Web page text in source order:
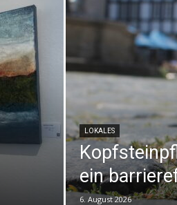
LOKALES
ein
6. August 2026